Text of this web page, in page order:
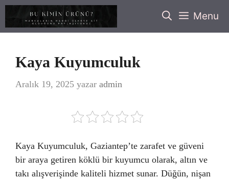
İçeriğe
Menu
Kaya Kuyumculuk
Aralık 19, 2025 yazar admin
Kaya Kuyumculuk, Gaziantep’te zarafet ve güveni
bir araya getiren köklü bir kuyumcu olarak, altın ve
takı alışverişinde kaliteli hizmet sunar. Düğün, nişan